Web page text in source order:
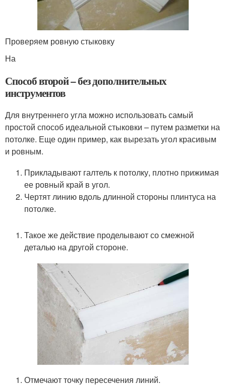
Проверяем ровную стыковку
На
Способ второй – без дополнительных
инструментов
Для внутреннего угла можно использовать самый
простой способ идеальной стыковки – путем разметки на
потолке. Еще один пример, как вырезать угол красивым
и ровным.
Прикладывают галтель к потолку, плотно прижимая
ее ровный край в угол.
Чертят линию вдоль длинной стороны плинтуса на
потолке.
Такое же действие проделывают со смежной
деталью на другой стороне.
Отмечают точку пересечения линий.